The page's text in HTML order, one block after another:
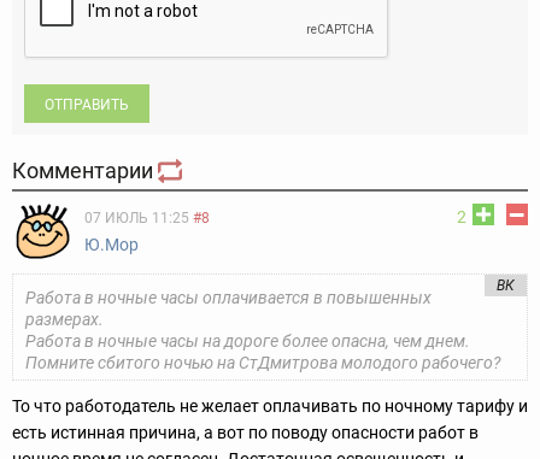
ОТПРАВИТЬ
Комментарии
2
07 ИЮЛЬ 11:25 #8
Ю.Мор
ВК
Работа в ночные часы оплачивается в повышенных
размерах.
Работа в ночные часы на дороге более опасна, чем днем.
Помните сбитого ночью на СтДмитрова молодого рабочего?
То что работодатель не желает оплачивать по ночному тарифу и
есть истинная причина, а вот по поводу опасности работ в